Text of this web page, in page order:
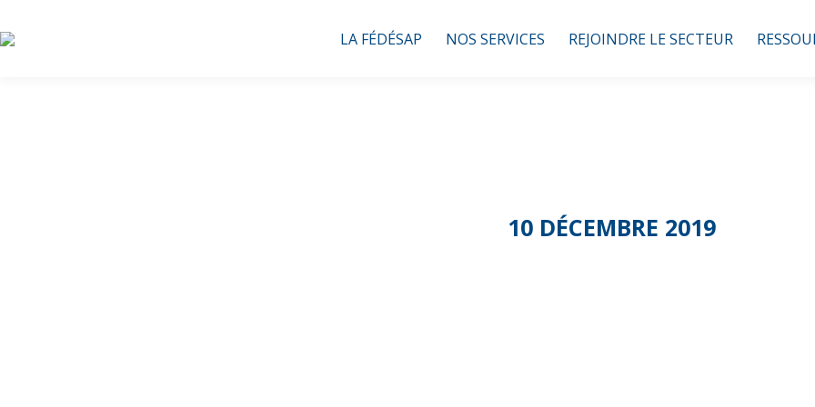
LA FÉDÉSAP NOS SERVICES REJOINDRE LE SECTEUR
10 DÉCEMBRE 2019